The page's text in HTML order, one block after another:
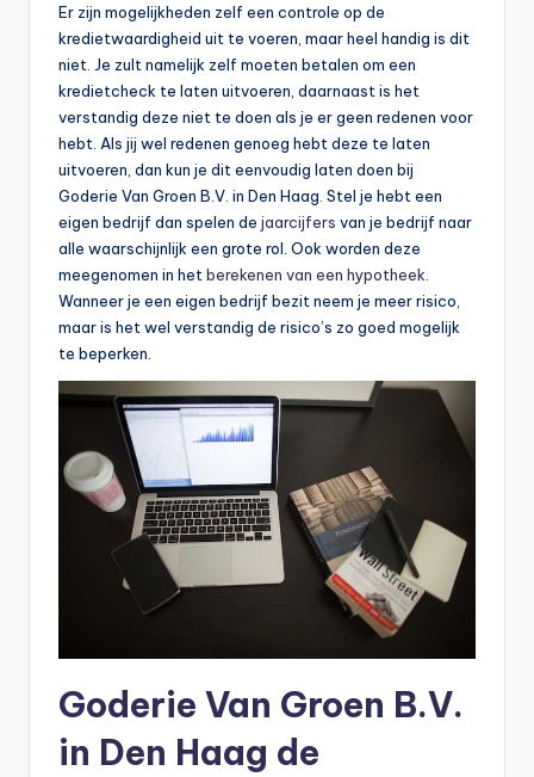
Er zijn mogelijkheden zelf een controle op de
kredietwaardigheid uit te voeren, maar heel handig is dit
niet. Je zult namelijk zelf moeten betalen om een
kredietcheck te laten uitvoeren, daarnaast is het
verstandig deze niet te doen als je er geen redenen voor
hebt. Als jij wel redenen genoeg hebt deze te laten
uitvoeren, dan kun je dit eenvoudig laten doen bij
Goderie Van Groen B.V. in Den Haag. Stel je hebt een
eigen bedrijf dan spelen de jaarcijfers van je bedrijf naar
alle waarschijnlijk een grote rol. Ook worden deze
meegenomen in het berekenen van een hypotheek
Wanneer je een eigen bedrijf bezit neem je meer risico,
maar is het wel verstandig de risico’s zo goed mogelijk
te beperken.
Goderie Van Groen B.V.
in Den Haag de